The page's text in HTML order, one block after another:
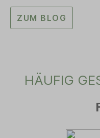
ZUM BLOG
HÄUFIG